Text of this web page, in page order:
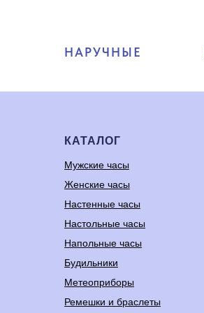
НАРУЧНЫЕ
КАТАЛОГ
Мужские часы
Женские часы
Настенные часы
Настольные часы
Напольные часы
Будильники
Метеоприборы
Ремешки и браслеты